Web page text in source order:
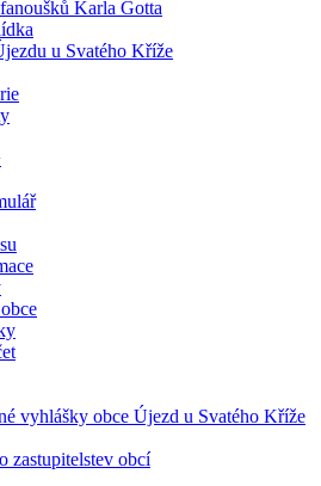
Karla Gotta
u Svatého Kříže
vyhlášky obce Újezd u Svatého Kříže
zastupitelstev obcí